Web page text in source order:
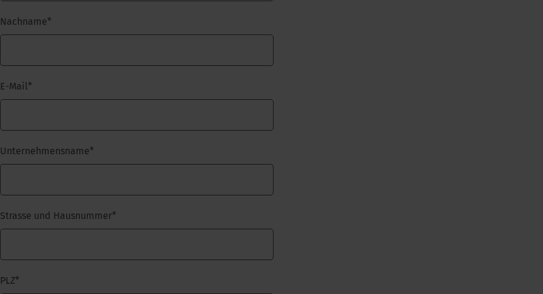
Nachname*
E-Mail*
Unternehmensname*
Strasse und Hausnummer*
PLZ*